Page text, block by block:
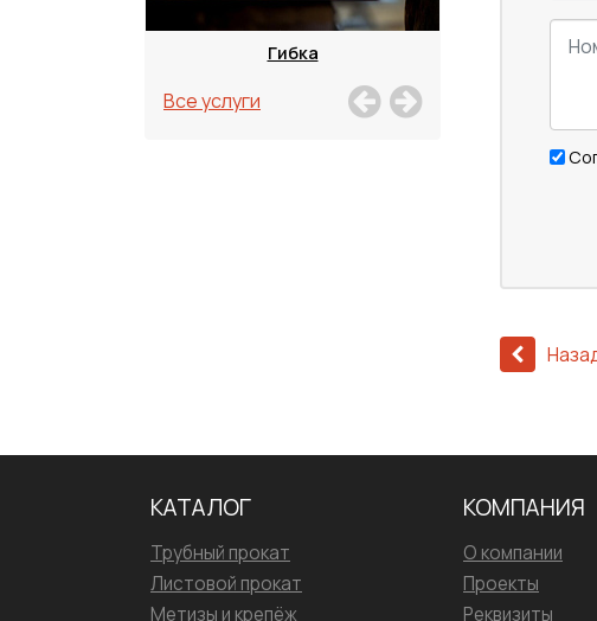
Гибка
Все услуги
КАТАЛОГ
Трубный прокат
Листовой прокат
Метизы и крепёж
КОМПАНИЯ
О компании
Проекты
Реквизиты